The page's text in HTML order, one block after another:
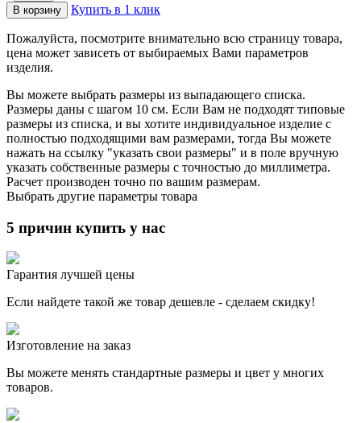
Купить в 1 клик
Пожалуйста, посмотрите внимательно всю страницу товара,
цена может зависеть от выбираемых Вами параметров
изделия.
Вы можете выбрать размеры из выпадающего списка.
Размеры даны с шагом 10 см. Если Вам не подходят типовые
размеры из списка, и вы хотите индивидуальное изделие с
полностью подходящими вам размерами, тогда Вы можете
нажать на ссылку "указать свои размеры" и в поле вручную
указать собственные размеры с точностью до миллиметра.
Расчет производен точно по вашим размерам.
Выбрать другие параметры товара
5 причин купить у нас
Гарантия лучшей цены
Если найдете такой же товар дешевле - сделаем скидку!
Изготовление на заказ
Вы можете менять стандартные размеры и цвет у многих
товаров.